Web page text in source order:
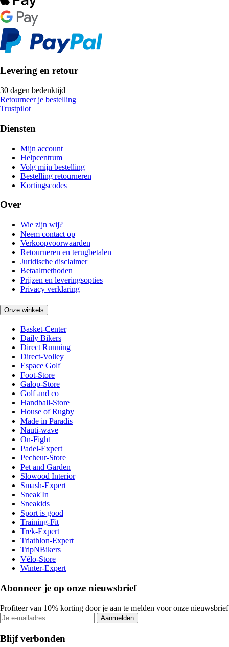
Levering en retour
30 dagen bedenktijd
Retourneer je bestelling
Trustpilot
Diensten
Mijn account
Helpcentrum
Volg mijn bestelling
Bestelling retourneren
Kortingscodes
Over
Wie zijn wij?
Neem contact op
Verkoopvoorwaarden
Retourneren en terugbetalen
Juridische disclaimer
Betaalmethoden
Prijzen en leveringsopties
Privacy verklaring
Onze winkels
Basket-Center
Daily Bikers
Direct Running
Direct-Volley
Espace Golf
Foot-Store
Galop-Store
Golf and co
Handball-Store
House of Rugby
Made in Paradis
Nauti-wave
On-Fight
Padel-Expert
Pecheur-Store
Pet and Garden
Slowood Interior
Smash-Expert
Sneak'In
Sneakids
Sport is good
Training-Fit
Trek-Expert
Triathlon-Expert
TripNBikers
Vélo-Store
Winter-Expert
Abonneer je op onze nieuwsbrief
Profiteer van 10% korting door je aan te melden voor onze nieuwsbrief
Aanmelden
Blijf verbonden